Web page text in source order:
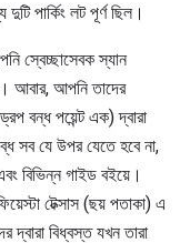
পার্কিং লট পূর্ণ ছিল।
স্বেচ্ছাসেবক স্যান
আবার, আপনি তাদের
বন্ধ পয়েন্ট এক) দ্বারা
যে উপর যেতে হবে না,
বিভিন্ন গাইড বইয়ে।
টেক্সাস (ছয় পতাকা) এ
দ্বারা বিধ্বস্ত যখন তারা